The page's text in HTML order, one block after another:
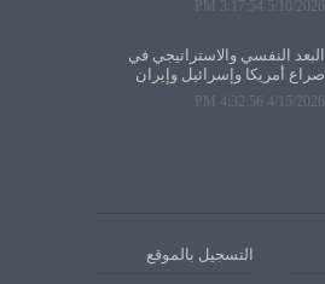
5/10/2026 3:17:54 PM
البعد النفسي والاستراتيجي في
صراع أمريكا وإسرائيل وإيران
4/15/2026 4:32:56 PM
التسجيل بالموقع